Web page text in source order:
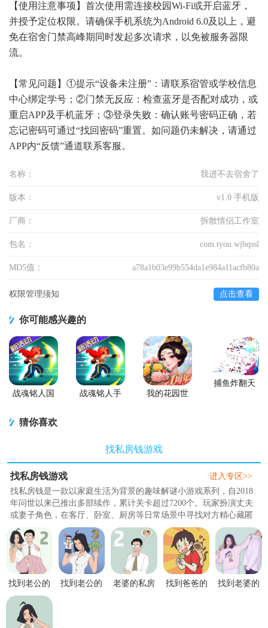
【使用注意事项】首次使用需连接校园Wi-Fi或开启蓝牙，
并授予定位权限。请确保手机系统为Android 6.0及以上，避
免在宿舍门禁高峰期同时发起多次请求，以免被服务器限
流。
【常见问题】①提示“设备未注册”：请联系宿管或学校信息
中心绑定学号；②门禁无反应：检查蓝牙是否配对成功，或
重启APP及手机蓝牙；③登录失败：确认账号密码正确，若
忘记密码可通过“找回密码”重置。如问题仍未解决，请通过
APP内“反馈”通道联系客服。
名称： 我进不去宿舍了
版本： v1.0 手机版
厂商： 拆散情侣工作室
包名： com.tyou.wjbqssl
MD5值： a78a1b03e99b554da1e984a11acfb80a
权限管理须知 点击查看
你可能感兴趣的
战魂铭人国
Legends)
战魂铭人手
我的花园世
捕鱼炸翻天
猜你喜欢
找私房钱游戏
找私房钱游戏
找私房钱是一款以家庭生活为背景的趣味解谜小游戏系列，自2018
年问世以来已推出多部续作，累计关卡超过7200个。玩家扮演丈夫
或妻子角色，在客厅、卧室、厨房等日常场景中寻找对方精心藏匿
的私房钱，需要翻开抽屉、掀开枕头、拖动沙发甚至打开马桶盖，
才能发现那些令人啼笑皆非的藏钱地点。游戏采用点击互动玩法，
结合道具组合、逆向思维、限时挑战等多种机制，关卡难度层层递
进，既考验观察力与逻辑推理，又充满沙雕幽默的..
进入专区>>
找到老公的
私房钱2去广
告1.0 最新
版
找到老公的
老婆的私房
找到爸爸的
找到老婆的